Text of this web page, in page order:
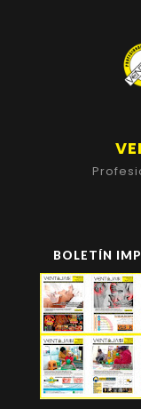
BOLETÍN